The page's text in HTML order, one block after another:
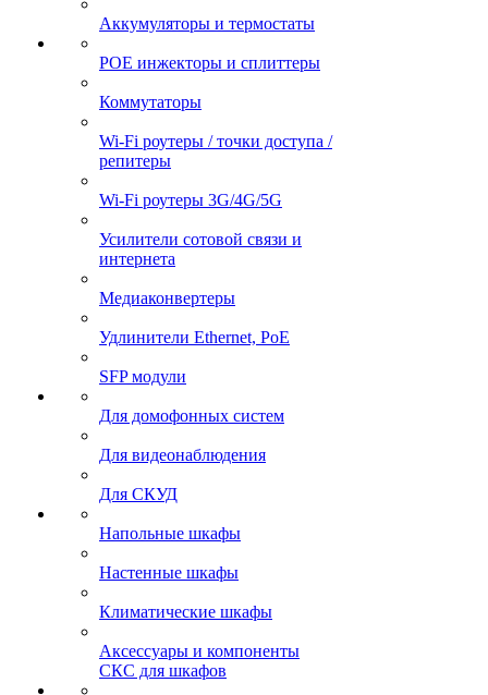
Аккумуляторы и термостаты
POE инжекторы и сплиттеры
Коммутаторы
Wi-Fi роутеры / точки доступа /
репитеры
Wi-Fi роутеры 3G/4G/5G
Усилители сотовой связи и
интернета
Медиаконвертеры
Удлинители Ethernet, PoE
SFP модули
Для домофонных систем
Для видеонаблюдения
Для СКУД
Напольные шкафы
Настенные шкафы
Климатические шкафы
Аксессуары и компоненты
СКС для шкафов